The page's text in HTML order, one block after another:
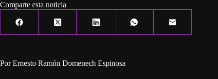
Comparte esta noticia
Por Ernesto Ramón Domenech Espinosa